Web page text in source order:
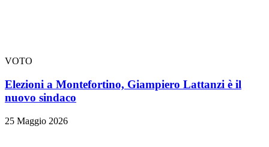
VOTO
Elezioni a Montefortino, Giampiero Lattanzi è il
nuovo sindaco
25 Maggio 2026